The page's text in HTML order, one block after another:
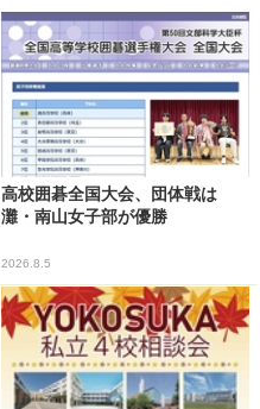
高校囲碁全国大会、団体戦は
灘・南山女子部が優勝
2026.8.5